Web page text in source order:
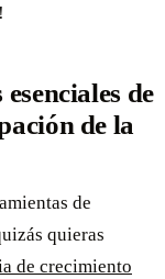
de
de la
de
quieras
de crecimiento